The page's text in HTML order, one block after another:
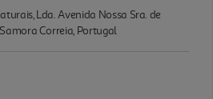
Lda. Avenida Nossa Sra. de
Correia, Portugal